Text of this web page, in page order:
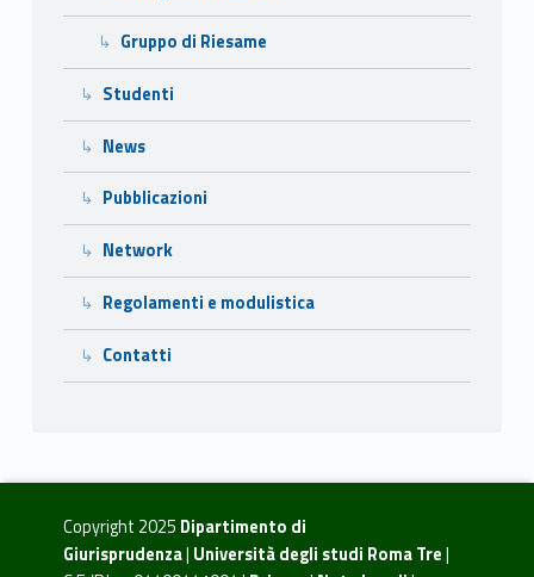
Gruppo di Riesame
Studenti
News
Pubblicazioni
Network
Regolamenti e modulistica
Contatti
Copyright 2025 Dipartimento di
Giurisprudenza| Università degli studi Roma Tre|